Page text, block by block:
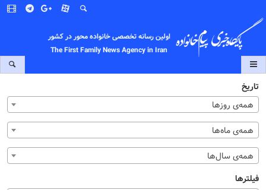
اولین رسانه تخصصی خانواده محور در کشور
The First Family News Agency in Iran
تاریخ
همه‌ی روزها
همه‌ی ماه‌ها
همه‌ی سال‌ها
فیلترها